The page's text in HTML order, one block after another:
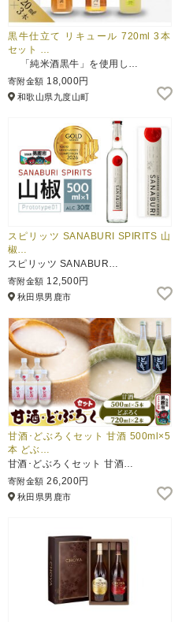
黒牛仕立て リキュール 720ml 3本
セット …
「純米酒黒牛」を使用し…
寄附金額 18,000円
和歌山県九度山町
スピリッツ SANABURI SPIRITS 山
椒…
スピリッツ SANABUR…
寄附金額 12,500円
秋田県男鹿市
甘酒･どぶろくセット 甘酒 500ml×5
本 どぶ…
甘酒･どぶろくセット 甘酒…
寄附金額 26,200円
秋田県男鹿市